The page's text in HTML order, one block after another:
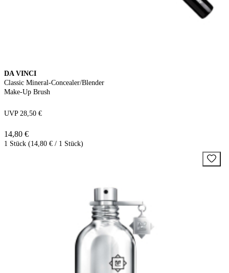
DA VINCI
Classic Mineral-Concealer/Blender
Make-Up Brush
UVP 28,50 €
14,80 €
1 Stück (14,80 € / 1 Stück)